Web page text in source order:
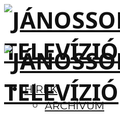
HÍREK
ARCHÍVUM